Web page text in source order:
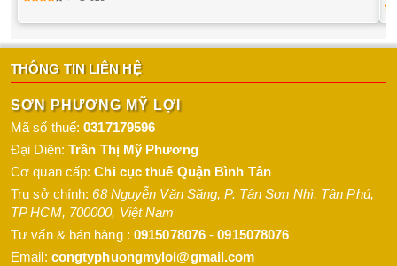
THÔNG TIN LIÊN HỆ
SƠN PHƯƠNG MỸ LỢI
Mã số thuế:0317179596
Đại Diện: Trần Thị Mỹ Phương
Cơ quan cấp:Chi cục thuế Quận Bình Tân
Trụ sở chính:68 Nguyễn Văn Săng, P. Tân Sơn Nhì, Tân Phú,
TP HCM, 700000, Việt Nam
Tư vấn & bán hàng : 0915078076 -0915078076
Email: congtyphuongmyloi@gmail.com